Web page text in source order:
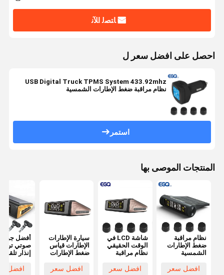
ﺎﺘﺼﻟ ﺍﻶﻧ
احصل على افضل سعر ل
USB Digital Truck TPMS System 433.92mhz
نظام مراقبة ضغط الإطارات الشمسية
استمر
المنتجات الموصى بها
نظام مراقبة
ضغط الإطارات
الشمسية
لسيارات الركاب
افضل سعر
شاشة LCD في
الوقت الحقيقي
نظام مراقبة
الشمسية
افضل سعر
سيارة الإطارات
الإطارات قياس
ضغط الإطارات
بالطاقة
افضل سعر
أفضل جودة
صوتي
إنذار تلقائي
مراقبة
افضل